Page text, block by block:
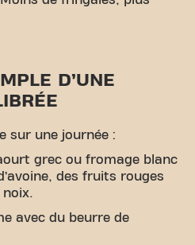
D’UNE
sur une journée :
grec ou fromage blanc
des fruits rouges
noix.
avec du beurre de